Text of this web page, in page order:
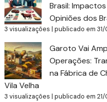
Brasil:
Opiniões dos
3 visualizações | publicado em
Garoto Vai
Operações:
na Fábrica de
Vila Velha
3 visualizações | publicado em